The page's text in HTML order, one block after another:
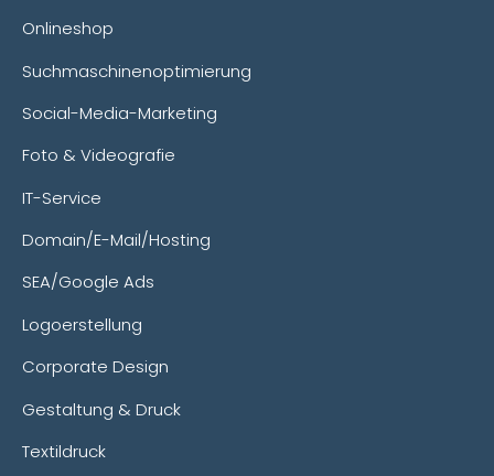
Onlineshop
Suchmaschinenoptimierung
Social-Media-Marketing
Foto & Videografie
IT-Service
Domain/E-Mail/Hosting
SEA/Google Ads
Logoerstellung
Corporate Design
Gestaltung & Druck
Textildruck